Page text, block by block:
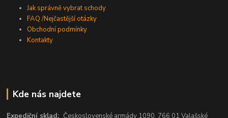
Jak správně vybrat schody
FAQ /Nejčastější otázky
Obchodní podmínky
Kontakty
Kde nás najdete
Expediční sklad:Československé armády 1090, 766 01 Valašské